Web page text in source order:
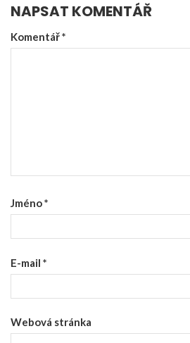
NAPSAT KOMENTÁŘ
Komentář*
Jméno*
E-mail *
Webová stránka